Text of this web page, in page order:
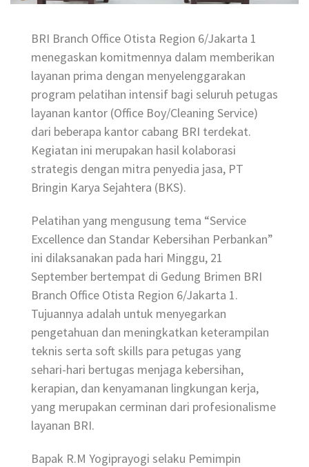
BRI Branch Office Otista Region 6/Jakarta 1
menegaskan komitmennya dalam memberikan
layanan prima dengan menyelenggarakan
program pelatihan intensif bagi seluruh petugas
layanan kantor (Office Boy/Cleaning Service)
dari beberapa kantor cabang BRI terdekat.
Kegiatan ini merupakan hasil kolaborasi
strategis dengan mitra penyedia jasa, PT
Bringin Karya Sejahtera (BKS).
Pelatihan yang mengusung tema “Service
Excellence dan Standar Kebersihan Perbankan”
ini dilaksanakan pada hari Minggu, 21
September bertempat di Gedung Brimen BRI
Branch Office Otista Region 6/Jakarta 1.
Tujuannya adalah untuk menyegarkan
pengetahuan dan meningkatkan keterampilan
teknis serta soft skills para petugas yang
sehari-hari bertugas menjaga kebersihan,
kerapian, dan kenyamanan lingkungan kerja,
yang merupakan cerminan dari profesionalisme
layanan BRI.
Bapak R.M Yogiprayogi selaku Pemimpin